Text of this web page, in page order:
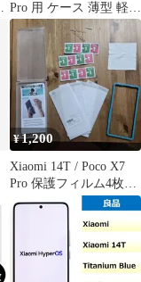
Pro 用 ケース 薄型 軽量
衝撃吸収 黄ばみなし ワ
イヤレス充電対応 スト
ラップホール付き 適応
用 透明 カバー(90M-
DLD-KI278)
¥1,200
Xiaomi 14T / Poco X7
Pro 保護フィルム4枚セ
ット